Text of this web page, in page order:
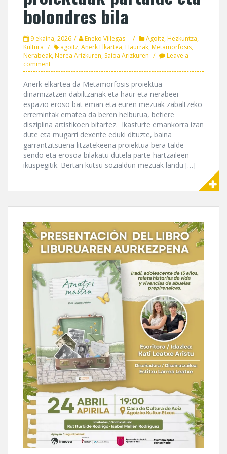
bolondres bila
9 ekaina, 2026 Eneko Villegas Agoitz,Hezkuntza,
Kultura
agoitz,Anerk Elkartea,Haurrak,Metamorfosis,
Nerabeak,Nerea Arizkuren, Saioa Arizkuren
Leave a
comment
Anerk elkartea da Metamorfosis proiektua
dinamizatzen dabiltzanak eta haur eta nerabeei
espazio eroso bat eman eta euren mezuak zabaltzeko
erremintak ematea da beren helburua, betiere
disziplina artistikoen bitartez. Ikasturte emankorra izan
dute eta mugarri dexente eduki dituzte, baina
garrantzitsuena litzatekeena proiektua bera talde
sendo eta erosoa bilakatu dutela parte-hartzaileen
ikuspegitik. Bertan kutsu sozialdun mezuak landu […]